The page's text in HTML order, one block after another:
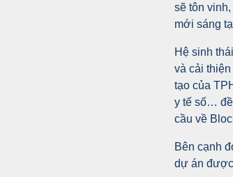
sẽ tôn
mới sáng
Hệ sinh
và cải
tạo của
y tế số…
cầu về
Bên cạnh
dự án